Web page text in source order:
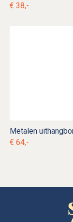
€ 38,-
€ 64,-